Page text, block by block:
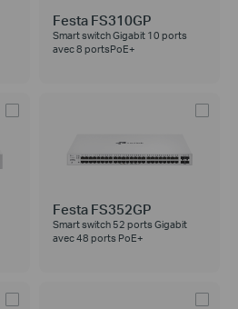
Festa FS310GP
Smart switch Gigabit 10 ports
avec 8 portsPoE+
Festa FS352GP
Smart switch 52 ports Gigabit
avec 48 ports PoE+